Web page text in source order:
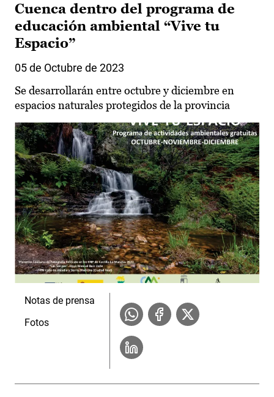
Cuenca dentro del programa de
educación ambiental “Vive tu
Espacio”
05 de Octubre de 2023
Se desarrollarán entre octubre y diciembre en
espacios naturales protegidos de la provincia
Notas de prensa
Fotos